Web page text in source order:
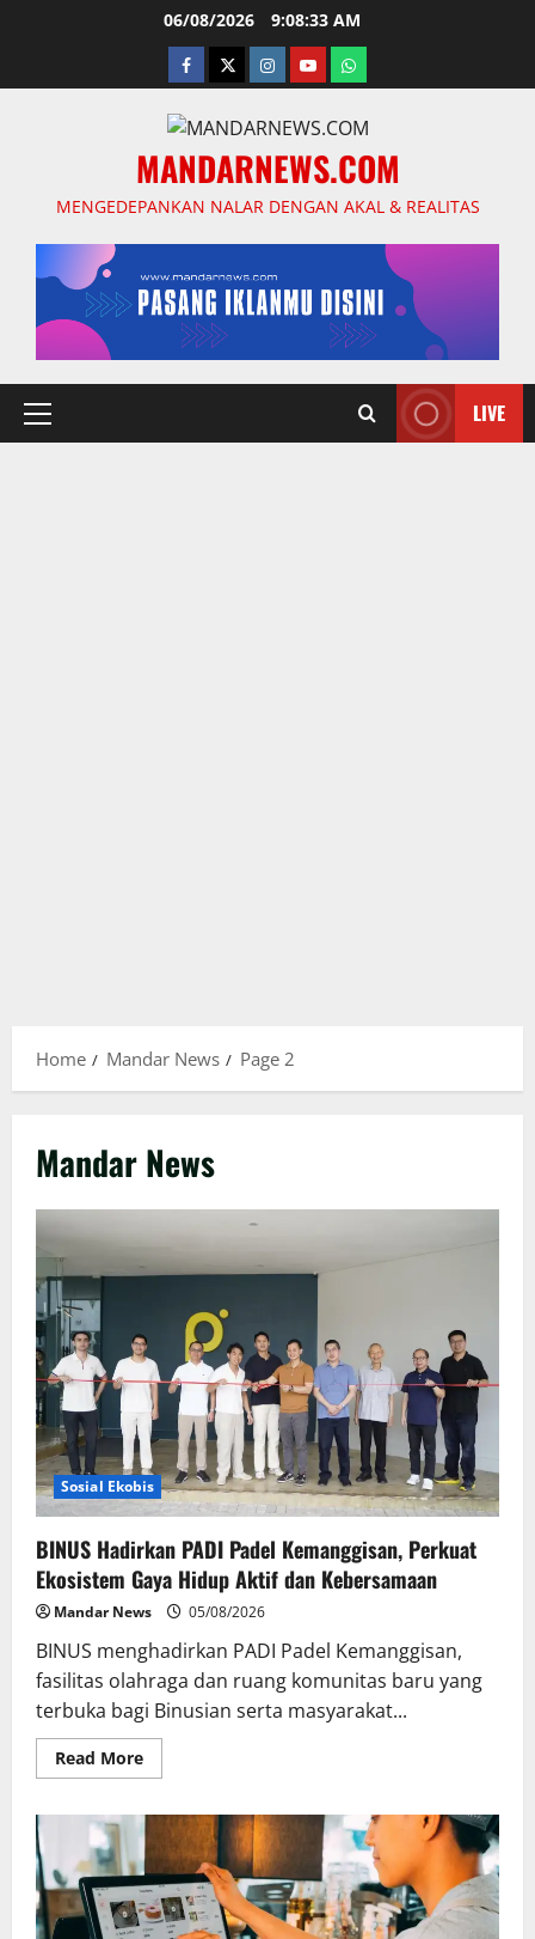
06/08/2026 9:08:35 AM
facebooktwitterinstagram.com
youtubewhatsapp
MANDARNEWS.COM
MENGEDEPANKAN NALAR DENGAN AKAL & REALITAS
Primary
LIVE
Home Mandar News Page 2
Mandar News
Sosial Ekobis
BINUS Hadirkan PADI Padel Kemanggisan, Perkuat
Ekosistem Gaya Hidup Aktif dan Kebersamaan
Mandar News 05/08/2026
BINUS menghadirkan PADI Padel Kemanggisan,
fasilitas olahraga dan ruang komunitas baru yang
terbuka bagi Binusian serta masyarakat...
Read MoreRead
more
Hadirkan
PADI
Padel
Kemanggisan,
Perkuat
Ekosistem
Gaya